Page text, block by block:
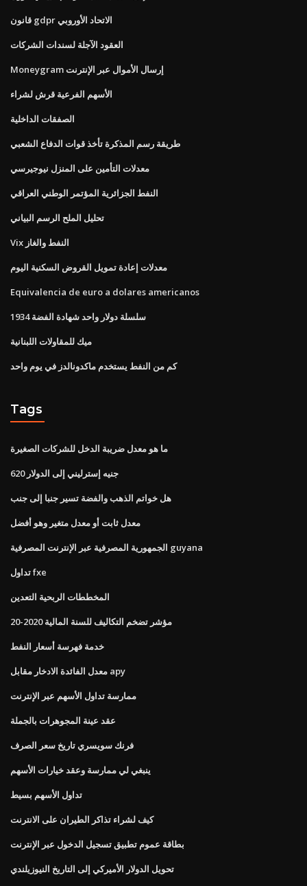
قانون gdpr الاتحاد الأوروبي
العقود الآجلة لسندات الشركات
Moneygram إرسال الأموال عبر الإنترنت
الأسهم الفرعية قرش لشراء
الصفقات الداخلية
طريقة رسم المذكرة تأخذ قوات الدفاع الشعبي
معدلات التأمين على المنزل نيوجيرسي
النفط الجزائرية المؤتمر الوطني العراقي
تحليل الملح الرسم البياني
Vix النفط والغاز
معدلات إعادة تمويل القروض السكنية اليوم
Equivalencia de euro a dolares americanos
1934 سلسلة دولار واحد شهادة الفضة
ميك للمقاولات اللبنانية
كم من النفط يستخدم ماكدونالدز في يوم واحد
Tags
ما هو معدل ضريبة الدخل للشركات الصغيرة
620 جنيه إسترليني إلى الدولار
هل خواتم الذهب والفضة تسير جنبا إلى جنب
معدل ثابت أو معدل متغير وهو أفضل
الجمهورية المصرفية عبر الإنترنت المصرفية guyana
تداول fxe
المخططات الربحية التعدين
مؤشر تضخم التكاليف للسنة المالية 2020-20
خدمة فهرسة أسعار النفط
معدل الفائدة الادخار مقابل apy
ممارسة تداول الأسهم عبر الإنترنت
عقد عينة المجوهرات بالجملة
فرنك سويسري تاريخ سعر الصرف
ينبغي لي ممارسة وعقد خيارات الأسهم
تداول الأسهم بسيط
كيف لشراء تذاكر الطيران على الانترنت
بطاقة عموم تطبيق تسجيل الدخول عبر الإنترنت
تحويل الدولار الأميركي إلى التاريخ النيوزيلندي